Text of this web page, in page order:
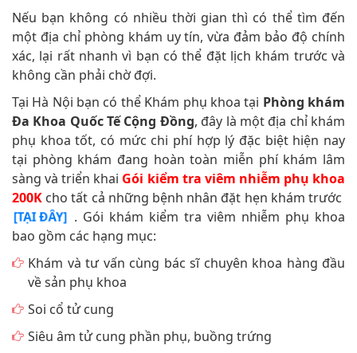
Nếu bạn không có nhiều thời gian thì có thể tìm đến
một địa chỉ phòng khám uy tín, vừa đảm bảo độ chính
xác, lại rất nhanh vì bạn có thể đặt lịch khám trước và
không cần phải chờ đợi.
Tại Hà Nội bạn có thể Khám phụ khoa tại Phòng khám
Đa Khoa Quốc Tế Cộng Đồng, đây là một địa chỉ khám
phụ khoa tốt, có mức chi phí hợp lý đặc biệt hiện nay
tại phòng khám đang hoàn toàn miễn phí khám lâm
sàng và triển khai Gói kiểm tra viêm nhiễm phụ khoa
200K cho tất cả những bệnh nhân đặt hẹn khám trước
[TẠI ĐÂY] . Gói khám kiểm tra viêm nhiễm phụ khoa
bao gồm các hạng mục:
Khám và tư vấn cùng bác sĩ chuyên khoa hàng đầu
về sản phụ khoa
Soi cổ tử cung
Siêu âm tử cung phần phụ, buồng trứng